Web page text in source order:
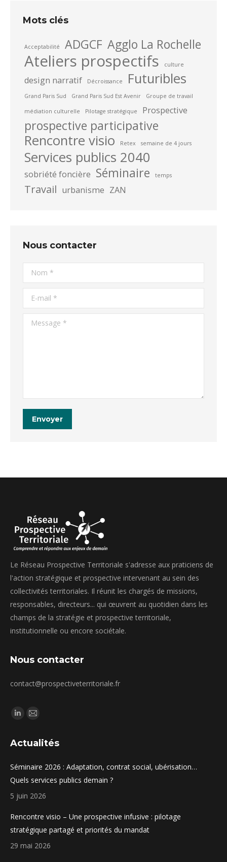
Mots clés
Acceptabilité ADGCF Agglo La Rochelle
Ateliers prospectifs culture
design narratif Décroissance Futuribles
Grand Paris Sud Grand Paris Sud Est Avenir Groupe de travail
médiation culturelle Pilotage stratégique Prospective
prospective participative
Rencontre visio Retex semaine de 4 jours
Services publics 2040
sobriété foncière Séminaire temps
Travail urbanisme ZAN
Nous contacter
Nom *
E-mail *
Message *
Envoyer
Le Réseau Prospective Territoriale s'adresse aux praticiens de
l'action stratégique et prospective intervenant au sein des
collectivités territoriales. Il réunit les chargés de missions,
responsables, directeurs... qui œuvrent au quotidien dans les
champs de la stratégie et prospective territoriale,
institutionnelle ou encore sociétale.
Nous contacter
contact@prospectiveterritoriale.fr
Trouvez nous sur :
La
LinkedIn
dans
une
nouvelle
La
E-
s'ouvre
dans
une
Actualités
Séminaire 2026 : Adaptation, contrat social, ubérisation…
Quels services publics demain ?
5 juin 2026
Rencontre visio – Une prospective infusive : pilotage
stratégique partagé et priorités du mandat
29 mai 2026